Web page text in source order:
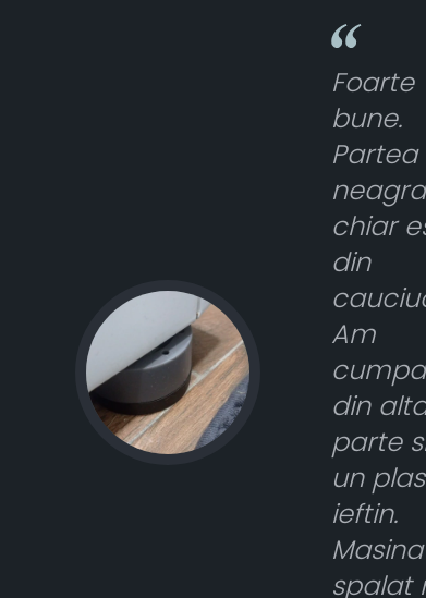
Foarte
bune.
Partea
neagra
chiar
din
Am
din
parte
un
ieftin.
spalat